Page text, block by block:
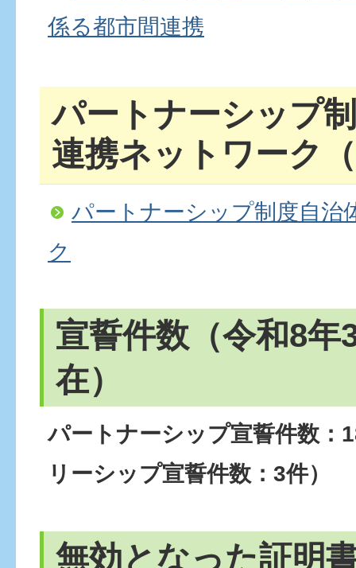
係る都市間連携
パートナーシップ
連携ネットワーク
パートナーシップ制度自治
ク
宣誓件数（令和8年
在）
パートナーシップ宣誓件数：
リーシップ宣誓件数：3件）
無効となった証明